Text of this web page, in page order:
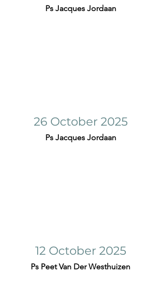
Ps Jacques Jordaan
26 October 2025
Ps Jacques Jordaan
12 October 2025
Ps Peet Van Der Westhuizen